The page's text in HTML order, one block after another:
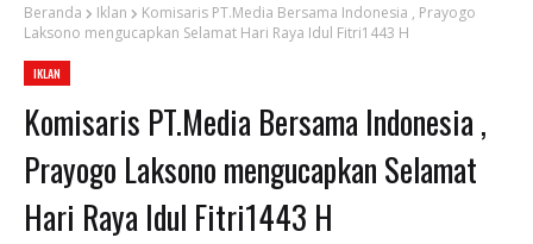
Beranda Iklan
Komisaris PT.Media Bersama Indonesia , Prayogo
Laksono mengucapkan Selamat Hari Raya Idul Fitri1443 H
IKLAN
Komisaris PT.Media Bersama Indonesia ,
Prayogo Laksono mengucapkan Selamat
Hari Raya Idul Fitri1443 H